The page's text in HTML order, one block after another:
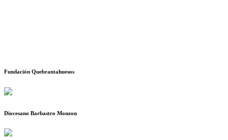
Fundación Quebrantahuesos
Diocesano Barbastro Monzon